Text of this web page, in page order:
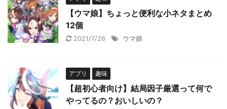
【ウマ娘】ちょっと便利な小ネタまとめ
12個
2021/7/26 ウマ娘
アプリ 趣味
【超初心者向け】結局因子厳選って何で
やってるの？おいしいの？